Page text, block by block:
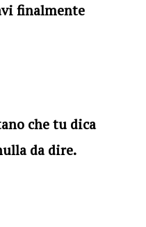
finalmente
che tu dica
da dire.